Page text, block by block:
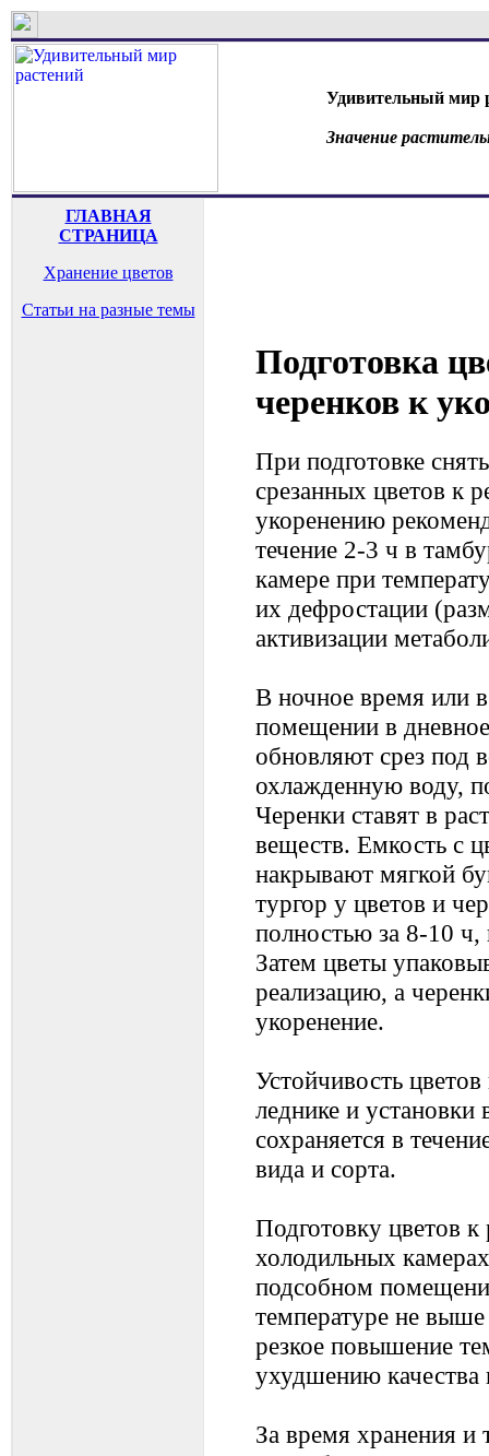
Удивительный мир
Значение
ГЛАВНАЯ
СТРАНИЦА
Хранение цветов
Статьи на разные темы
Подготовка
черенков к
При подготовке
срезанных цветов к
укоренению
течение 2-3 ч в
камере при
их дефростации
активизации
В ночное время или
помещении в
обновляют срез под
охлажденную воду,
Черенки ставят в
веществ. Емкость с
накрывают мягкой
тургор у цветов и
полностью за 8-10 ч,
Затем цветы
реализацию, а
укоренение.
Устойчивость
леднике и
сохраняется в
вида и сорта.
Подготовку цветов к
холодильных
подсобном
температуре не
резкое повышение
ухудшению качества
За время хранения и